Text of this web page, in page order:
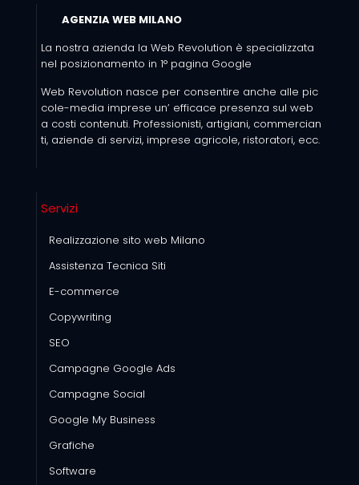
AGENZIA WEB MILANO
La nostra azienda la Web Revolution è specializzata
nel posizionamento in 1° pagina Google
Web Revolution nasce per consentire anche alle pic
cole-media imprese un’ efficace presenza sul web
a costi contenuti. Professionisti, artigiani, commercian
ti, aziende di servizi, imprese agricole, ristoratori, ecc.
Servizi
Realizzazione sito web Milano
Assistenza Tecnica Siti
E-commerce
Copywriting
SEO
Campagne Google Ads
Campagne Social
Google My Business
Grafiche
Software